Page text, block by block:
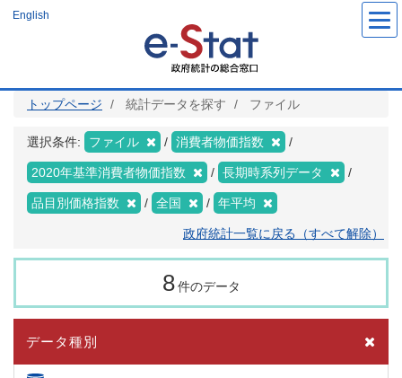
ツ
English
トップページ 統計データを探す ファイル
選択条件: ファイル 消費者物価指数
2020年基準消費者物価指数 長期時系列データ
品目別価格指数 全国 年平均
政府統計一覧に戻る（すべて解除）
8 件のデータ
データ種別